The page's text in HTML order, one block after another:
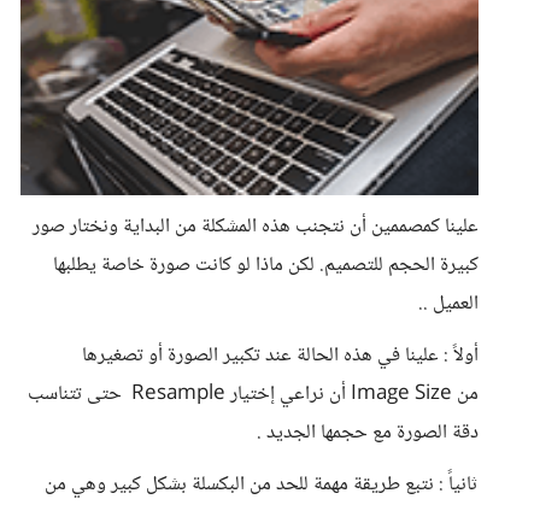
علينا كمصممين أن نتجنب هذه المشكلة من البداية ونختار صور
كبيرة الحجم للتصميم. لكن ماذا لو كانت صورة خاصة يطلبها
العميل ..
أولاً : علينا في هذه الحالة عند تكبير الصورة أو تصغيرها
من Image Size أن نراعي إختيار Resample حتى تتناسب
دقة الصورة مع حجمها الجديد .
ثانياً : نتبع طريقة مهمة للحد من البكسلة بشكل كبير وهي من